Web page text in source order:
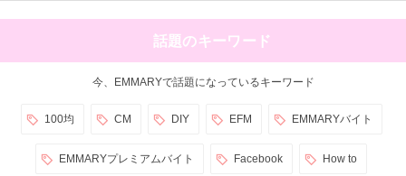
話題のキーワード
今、EMMARYで話題になっているキーワード
100均 CM DIY EFM EMMARYバイト
EMMARYプレミアムバイト Facebook How to